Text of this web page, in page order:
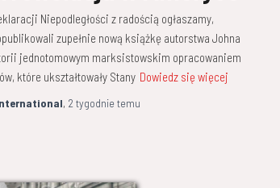
Niepodległości z radością ogłaszamy,
zupełnie nową książkę autorstwa Johna
jednotomowym marksistowskim opracowaniem
które ukształtowały Stany Dowiedz się więcej
, 2 tygodnie temu